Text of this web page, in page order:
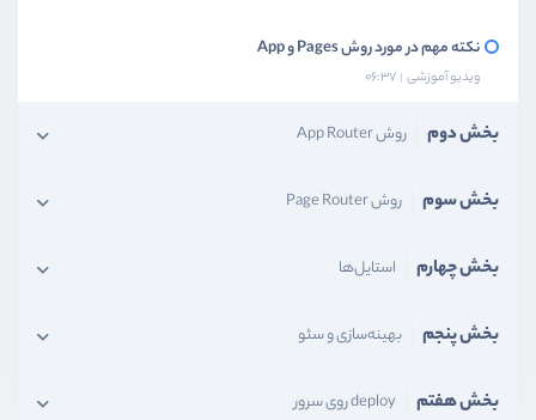
نکته مهم در مورد روش Pages و App
ویدیو آموزشی 06:37
بخش دوم روش App Router
بخش سوم روش Page Router
بخش چهارم استایل‌ها
بخش پنجم بهینه‌سازی و سئو
بخش هفتم deploy روی سرور